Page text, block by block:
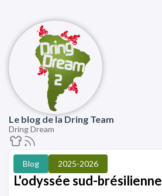
Le blog de la Dring Team
Dring Dream
Blog 2025-2026
L'odyssée sud-brésilienne